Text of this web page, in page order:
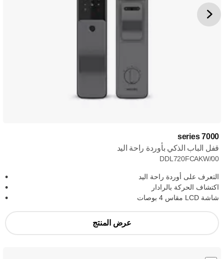
7000 series
قفل الباب الذكي بأوردة راحة اليد
DDL720FCAKW/00
التعرف على أوردة راحة اليد
اكتشاف الحركة بالرادار
شاشة LCD مقاس 4 بوصات
عرض المنتج